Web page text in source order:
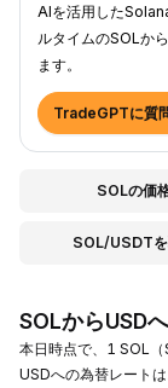
AIを活用した
ルタイムのSOLか
ます。
TradeGPTに質
SOLの価
SOL/USDTを
SOLからUSD
本日時点で、1 SOL
USDへの為替レート